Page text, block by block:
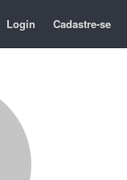
Login Cadastre-se